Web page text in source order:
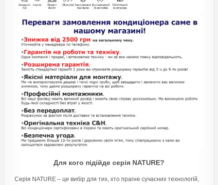
Для кого підійде серія NATURE?
Серія NATURE – це вибір для тих, хто прагне сучасних технологій,